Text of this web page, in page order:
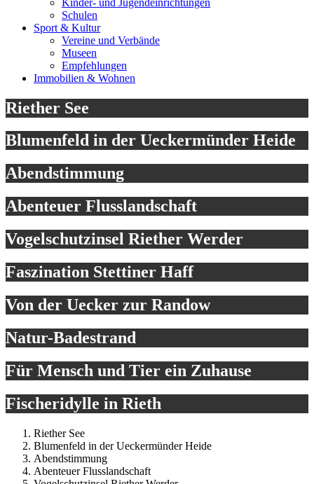
Schulen
Sport & Kultur
Vereine und Verbände
Museen
Empfehlungen
Immobilien & Wohnen
Riether See
Blumenfeld in der Ueckermünder Heide
Abendstimmung
Abenteuer Flusslandschaft
Vogelschutzinsel Riether Werder
Faszination Stettiner Haff
Von der Uecker zur Randow
Natur-Badestrand
Für Mensch und Tier ein Zuhause
Fischeridylle in Rieth
Riether See
Blumenfeld in der Ueckermünder Heide
Abendstimmung
Abenteuer Flusslandschaft